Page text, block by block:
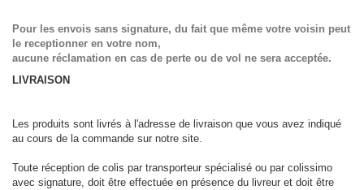
Pour les envois sans signature, du fait que même votre voisin peut
le receptionner en votre nom,
aucune réclamation en cas de perte ou de vol ne sera acceptée.
LIVRAISON
Les produits sont livrés à l'adresse de livraison que vous avez indiqué
au cours de la commande sur notre site.
Toute réception de colis par transporteur spécialisé ou par colissimo
avec signature, doit être effectuée en présence du livreur et doit être